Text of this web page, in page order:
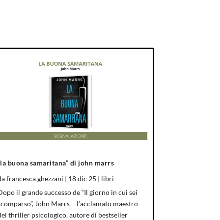
buona samaritana” di john marrs
francesca ghezzani | 18 dic 25 | libri
il grande successo de “Il giorno in cui sei
John Marrs – l’acclamato maestro
thriller psicologico, autore di bestseller